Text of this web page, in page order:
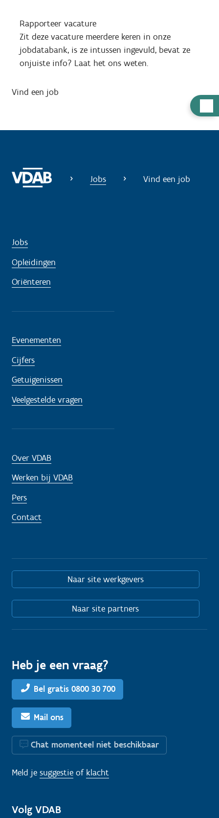
u
l
Rapporteer vacature
Zit deze vacature meerdere keren in onze
jobdatabank, is ze intussen ingevuld, bevat ze
onjuiste info? Laat het ons weten.
Vind een job
Jobs Vind een job
Jobs
Opleidingen
Oriënteren
Evenementen
Cijfers
Getuigenissen
Veelgestelde vragen
Over VDAB
Werken bij VDAB
Pers
Contact
Naar site werkgevers
Naar site partners
Heb je een vraag?
Bel gratis 0800 30 700
Mail ons
Chat momenteel niet beschikbaar
Meld je suggestie of klacht
Volg VDAB